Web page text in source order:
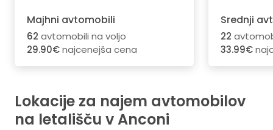
Majhni avtomobili
62 avtomobili na voljo
29.90€najcenejša cena
Srednji
22
33.99€
Lokacije za najem avtomobilov
na letališču v Anconi